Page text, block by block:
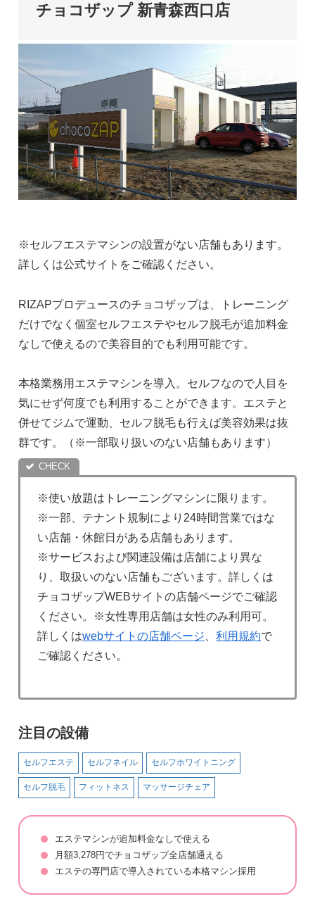
チョコザップ 新青森西口店
※セルフエステマシンの設置がない店舗もあります。
詳しくは公式サイトをご確認ください。
RIZAPプロデュースのチョコザップは、トレーニング
だけでなく個室セルフエステやセルフ脱毛が追加料金
なしで使えるので美容目的でも利用可能です。
本格業務用エステマシンを導入。セルフなので人目を
気にせず何度でも利用することができます。エステと
併せてジムで運動、セルフ脱毛も行えば美容効果は抜
群です。（※一部取り扱いのない店舗もあります）
※使い放題はトレーニングマシンに限ります。
※一部、テナント規制により24時間営業ではな
い店舗・休館日がある店舗もあります。
※サービスおよび関連設備は店舗により異な
り、取扱いのない店舗もございます。詳しくは
チョコザップWEBサイトの店舗ページでご確認
ください。※女性専用店舗は女性のみ利用可。
詳しくはwebサイトの店舗ページ 利用規約で
ご確認ください。
注目の設備
セルフエステ セルフネイル セルフホワイトニング
セルフ脱毛 フィットネス マッサージチェア
エステマシンが追加料金なしで使える
月額3,278円でチョコザップ全店舗通える
エステの専門店で導入されている本格マシン採用